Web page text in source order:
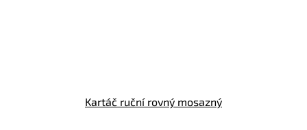
Kartáč ruční rovný mosazný